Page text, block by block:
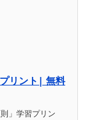
リント| 無料
」学習プリン